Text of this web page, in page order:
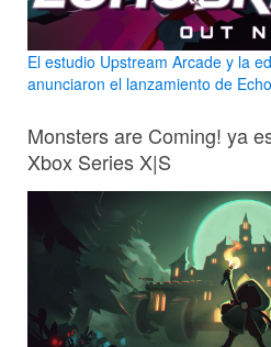
El estudio Upstream Arcade y la
anunciaron el lanzamiento de
Monsters are Coming! ya
Xbox Series X|S